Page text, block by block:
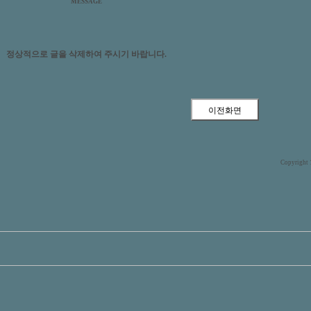
MESSAGE
정상적으로 글을 삭제하여 주시기 바랍니다.
Copyright